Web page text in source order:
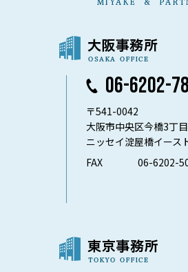
06-6202-
〒541-0042
大阪市中央区今橋3丁
ニッセイ淀屋橋イース
FAX
06-6202-